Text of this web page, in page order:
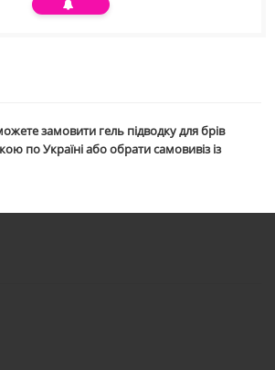
замовити гель підводку для брів
по Україні або обрати самовивіз із